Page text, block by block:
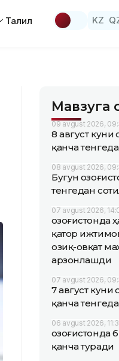
Таҳлил KZ
Мавзуга
09 avgust 2026,
8 август куни
қанча
08 avgust 2026,
Бугун
тенгедан
07 avgust 2026,
Қозоғистонда
қатор
озиқ-овқат
арзонлашди
07 avgust 2026,
7 август куни
қанча
06 avgust 2026,
қанча туради